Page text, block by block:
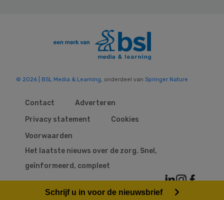
© 2026 | BSL Media & Learning , onderdeel van Springer Nature
Contact
Adverteren
Privacy statement
Cookies
Voorwaarden
Het laatste nieuws over de zorg. Snel,
geïnformeerd, compleet
Schrijf u in voor de nieuwsbrief